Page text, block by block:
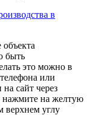
в
быть
это можно в
или
сайт через
нажмите на желтую
верхнем углу